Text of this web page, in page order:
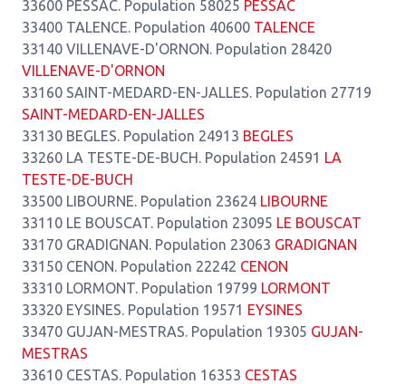
33600 PESSAC. Population 58025 PESSAC
33400 TALENCE. Population 40600 TALENCE
33140 VILLENAVE-D'ORNON. Population 28420
VILLENAVE-D'ORNON
33160 SAINT-MEDARD-EN-JALLES. Population 27719
SAINT-MEDARD-EN-JALLES
33130 BEGLES. Population 24913 BEGLES
33260 LA TESTE-DE-BUCH. Population 24591 LA
TESTE-DE-BUCH
33500 LIBOURNE. Population 23624 LIBOURNE
33110 LE BOUSCAT. Population 23095 LE BOUSCAT
33170 GRADIGNAN. Population 23063 GRADIGNAN
33150 CENON. Population 22242 CENON
33310 LORMONT. Population 19799 LORMONT
33320 EYSINES. Population 19571 EYSINES
33470 GUJAN-MESTRAS. Population 19305 GUJAN-
MESTRAS
33610 CESTAS. Population 16353 CESTAS